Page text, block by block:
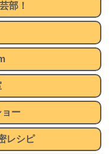
部！
ョー
レシピ